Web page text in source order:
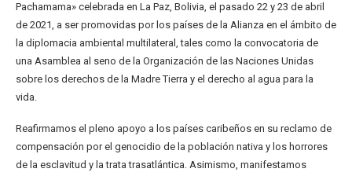
Pachamama» celebrada en La Paz, Bolivia, el pasado 22 y 23 de abril
de 2021, a ser promovidas por los países de la Alianza en el ámbito de
la diplomacia ambiental multilateral, tales como la convocatoria de
una Asamblea al seno de la Organización de las Naciones Unidas
sobre los derechos de la Madre Tierra y el derecho al agua para la
vida.
Reafirmamos el pleno apoyo a los países caribeños en su reclamo de
compensación por el genocidio de la población nativa y los horrores
de la esclavitud y la trata trasatlántica. Asimismo, manifestamos